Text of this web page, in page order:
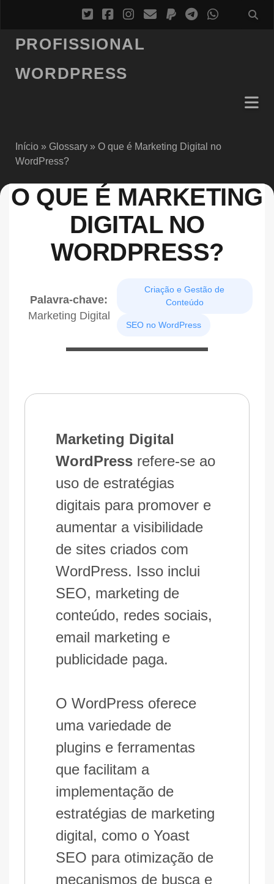
PROFISSIONAL
WORDPRESS
Início» Glossary» O que é Marketing Digital no
WordPress?
O QUE É MARKETING
DIGITAL NO
WORDPRESS?
Palavra-chave:
Marketing Digital
Criação e Gestão de
Conteúdo
SEO no WordPress
Marketing Digital
WordPress refere-se ao
uso de estratégias
digitais para promover e
aumentar a visibilidade
de sites criados com
WordPress. Isso inclui
SEO, marketing de
conteúdo, redes sociais,
email marketing e
publicidade paga.
O WordPress oferece
uma variedade de
plugins e ferramentas
que facilitam a
implementação de
estratégias de marketing
digital, como o Yoast
SEO para otimização de
mecanismos de busca e